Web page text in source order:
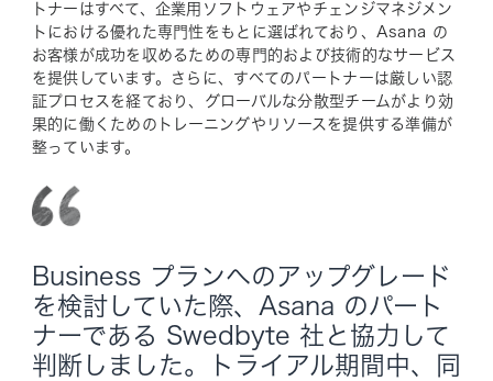
トナーはすべて、企業用ソフトウェアやチェンジマネジメン
トにおける優れた専門性をもとに選ばれており、Asana の
お客様が成功を収めるための専門的および技術的なサービス
を提供しています。さらに、すべてのパートナーは厳しい認
証プロセスを経ており、グローバルな分散型チームがより効
果的に働くためのトレーニングやリソースを提供する準備が
整っています。
Business プランへのアップグレード
を検討していた際、Asana のパート
ナーである Swedbyte 社と協力して
判断しました。トライアル期間中、同